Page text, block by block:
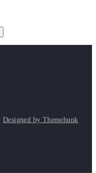
Designed by Themehunk